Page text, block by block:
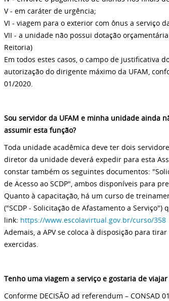
V - em caráter de urgência;
VI - viagem para o exterior com ônus a serviço
VII - a unidade não possui dotação
Reitoria)
Em todos estes casos, o campo de justificativa
autorização do dirigente máximo da UFAM,
01/2020.
Sou servidor da UFAM e minha unidade ainda
assumir esta função?
Toda unidade acadêmica deve ter dois
diretor da unidade deverá expedir para esta
constar também os seguintes documentos:
de Acesso ao SCDP", ambos disponíveis para
Quanto à capacitação, há um curso de
("SCDP - Solicitação de Afastamento a Serviço")
link: https://www.escolavirtual.gov.br/curso/358
Ademais, a APV se coloca à disposição para
exercidas.
Tenho uma viagem a serviço e gostaria de
Conforme DECISÃO ad referendum – CONSAD